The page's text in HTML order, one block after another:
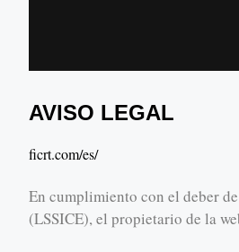
AVISO LEGAL
ficrt.com/es/
En cumplimiento con el deber
(LSSICE), el propietario de la